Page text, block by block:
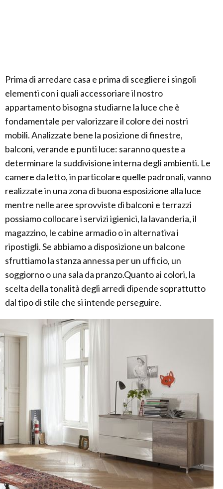
Prima di arredare casa e prima di scegliere i singoli
elementi con i quali accessoriare il nostro
appartamento bisogna studiarne la luce che è
fondamentale per valorizzare il colore dei nostri
mobili. Analizzate bene la posizione di finestre,
balconi, verande e punti luce: saranno queste a
determinare la suddivisione interna degli ambienti. Le
camere da letto, in particolare quelle padronali, vanno
realizzate in una zona di buona esposizione alla luce
mentre nelle aree sprovviste di balconi e terrazzi
possiamo collocare i servizi igienici, la lavanderia, il
magazzino, le cabine armadio o in alternativa i
ripostigli. Se abbiamo a disposizione un balcone
sfruttiamo la stanza annessa per un ufficio, un
soggiorno o una sala da pranzo.Quanto ai colori, la
scelta della tonalità degli arredi dipende soprattutto
dal tipo di stile che si intende perseguire.